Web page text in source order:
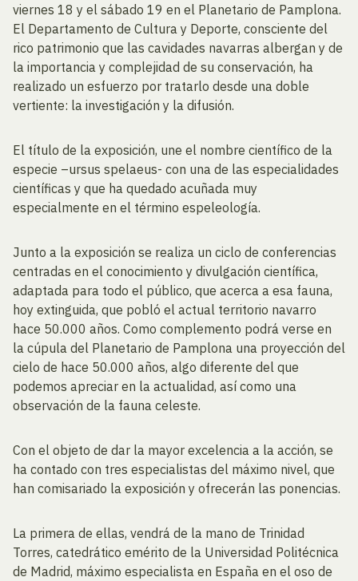
viernes 18 y el sábado 19 en el Planetario de Pamplona.
El Departamento de Cultura y Deporte, consciente del
rico patrimonio que las cavidades navarras albergan y de
la importancia y complejidad de su conservación, ha
realizado un esfuerzo por tratarlo desde una doble
vertiente: la investigación y la difusión.
El título de la exposición, une el nombre científico de la
especie –ursus spelaeus- con una de las especialidades
científicas y que ha quedado acuñada muy
especialmente en el término espeleología.
Junto a la exposición se realiza un ciclo de conferencias
centradas en el conocimiento y divulgación científica,
adaptada para todo el público, que acerca a esa fauna,
hoy extinguida, que pobló el actual territorio navarro
hace 50.000 años. Como complemento podrá verse en
la cúpula del Planetario de Pamplona una proyección del
cielo de hace 50.000 años, algo diferente del que
podemos apreciar en la actualidad, así como una
observación de la fauna celeste.
Con el objeto de dar la mayor excelencia a la acción, se
ha contado con tres especialistas del máximo nivel, que
han comisariado la exposición y ofrecerán las ponencias.
La primera de ellas, vendrá de la mano de Trinidad
Torres, catedrático emérito de la Universidad Politécnica
de Madrid, máximo especialista en España en el oso de